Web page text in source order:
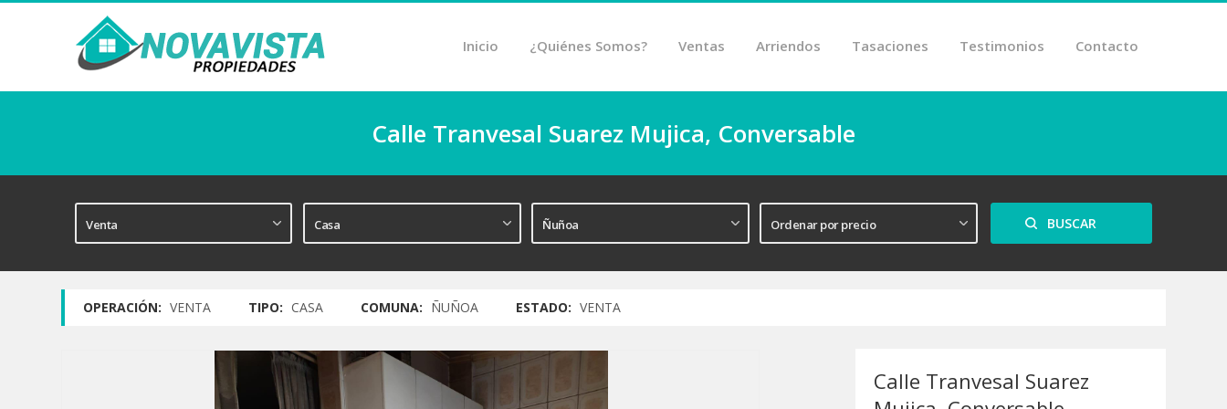
Inicio ¿Quiénes Somos? Ventas Arriendos Tasaciones Testimonios Contacto
Calle Tranvesal Suarez Mujica, Conversable
OPERACIÓN: VENTA TIPO: CASA COMUNA: ÑUÑOA ESTADO: VENTA
Calle Tranvesal Suarez